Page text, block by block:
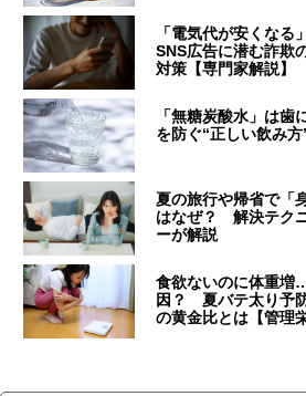
「電気代が安くな
SNS広告に潜む詐欺
対策【専門家解説】
「無糖炭酸水」は
を防ぐ“正しい飲み方
夏の旅行や帰省で「
はなぜ？ 解決テク
ーが解説
食欲ないのに体重増
因？ 夏バテ太り予
の黄金比とは【管理